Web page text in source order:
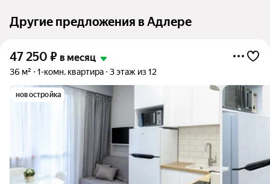
Другие предложения в Адлере
47 250 ₽ в месяц
36 м² 1-комн. квартира 3 этаж из 12
новостройка